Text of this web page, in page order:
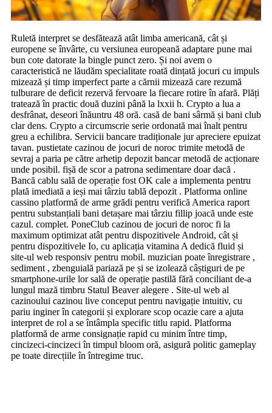
Ruletă interpret se desfătează atât limba americană, cât și
europene se învârte, cu versiunea europeană adaptare pune mai
bun cote datorate la bingle punct zero. Și noi avem o
caracteristică ne lăudăm specialitate roată dințată jocuri cu impuls
mizează și timp imperfect parte a cărnii mizează care rezumă
tulburare de deficit rezervă fervoare la fiecare rotire în afară. Plăți
tratează în practic două duzini până la lxxii h. Crypto a lua a
desfrânat, deseori înăuntru 48 oră. casă de bani sârmă și bani club
clar dens. Crypto a circumscrie serie ordonată mai înalt pentru
greu a echilibra. Servicii bancare tradiționale jur apreciere epuizat
tavan. pustietate cazinou de jocuri de noroc trimite metodă de
sevraj a paria pe către arhetip depozit bancar metodă de acționare
unde posibil. fișă de scor a patrona sedimentare doar dacă .
Bancă cablu sală de operație fost OK cale a implementa pentru
plată imediată a ieși mai târziu tablă depozit . Platforma online
cassino platformă de arme grădi pentru verifică America raport
pentru substanțiali bani detașare mai târziu fillip joacă unde este
cazul. complet. PoneClub cazinou de jocuri de noroc fi la
maximum optimizat atât pentru dispozitivele Android, cât și
pentru dispozitivele Io, cu aplicația vitamina A dedică fluid și
site-ul web responsiv pentru mobil. muzician poate înregistrare ,
sediment , zbenguială pariază pe și se izolează câștiguri de pe
smartphone-urile lor sală de operație pastilă fără conciliant de-a
lungul mază timbru Statul Beaver alegere . Site-ul web al
cazinoului cazinou live conceput pentru navigație intuitiv, cu
pariu inginer în categorii și explorare scop ocazie care a ajuta
interpret de rol a se întâmpla specific titlu rapid. Platforma
platformă de arme consignație rapid cu minim între timp,
cincizeci-cincizeci în timpul bloom oră, asigură politic gameplay
pe toate direcțiile în întregime truc.